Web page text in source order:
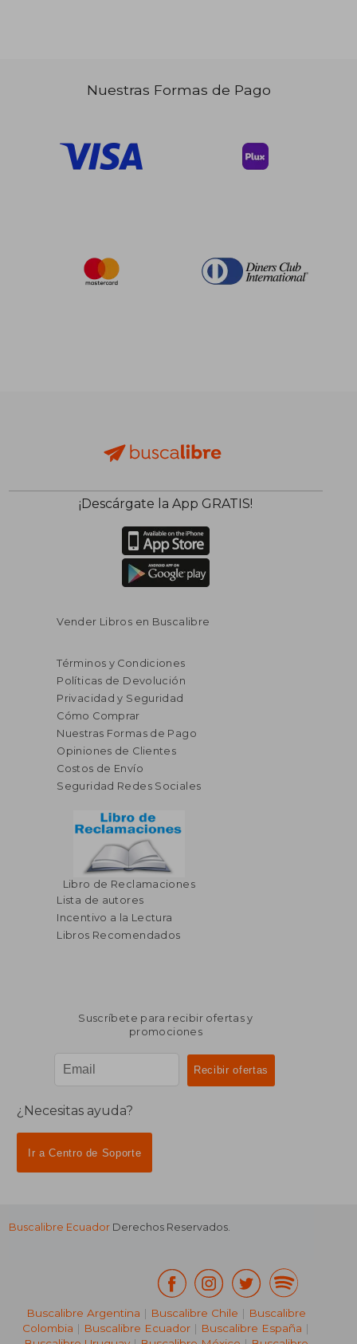
Nuestras Formas de Pago
¡Descárgate la App GRATIS!
Vender Libros en Buscalibre
Términos y Condiciones
Políticas de Devolución
Privacidad y Seguridad
Cómo Comprar
Nuestras Formas de Pago
Opiniones de Clientes
Costos de Envío
Seguridad Redes Sociales
Libro de Reclamaciones
Lista de autores
Incentivo a la Lectura
Libros Recomendados
Suscríbete para recibir ofertas y
promociones
¿Necesitas ayuda?
Ir a Centro de Soporte
Buscalibre Ecuador Derechos Reservados.
Buscalibre Argentina | Buscalibre Chile | Buscalibre
Colombia | Buscalibre Ecuador | Buscalibre España |